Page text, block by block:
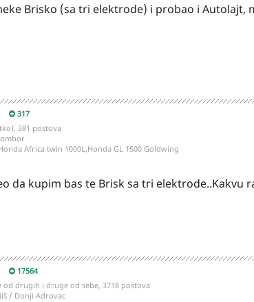
Brisko (sa tri elektrode) i probao i Autolajt,
317
381 postova
Africa twin 1000L,Honda GL 1500 Goldwing
da kupim bas te Brisk sa tri
17564
od drugih i druge od sebe, 3718 postova
/ Donji Adrovac